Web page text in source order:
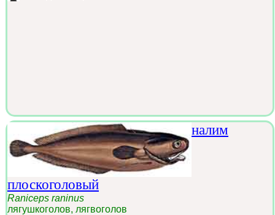
налим
плоскоголовый
Raniceps raninus
лягушкоголов, лягвоголов